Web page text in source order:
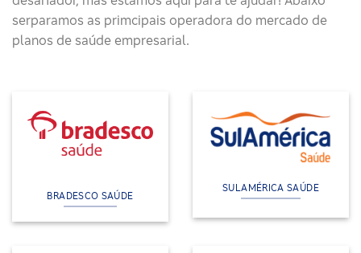
serparamos as primcipais operadora do mercado de
planos de saúde empresarial.
BRADESCO SAÚDE
SULAMÉRICA SAÚDE